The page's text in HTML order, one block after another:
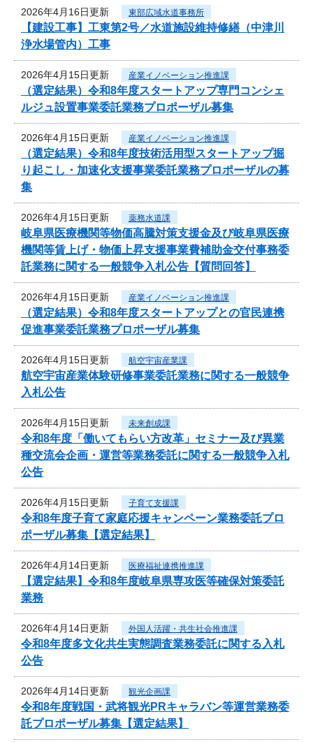
2026年4月16日更新 東部広域水道事務所
【建設工事】工東第2号／水道施設維持修繕（中津川
浄水場管内）工事
2026年4月15日更新 産業イノベーション推進課
（選定結果）令和8年度スタートアップ専門コンシェ
ルジュ設置事業委託業務プロポーザル募集
2026年4月15日更新 産業イノベーション推進課
（選定結果）令和8年度技術活用型スタートアップ掘
り起こし・加速化支援事業委託業務プロポーザルの募
集
2026年4月15日更新 薬務水道課
岐阜県医療機関等物価高騰対策支援金及び岐阜県医療
機関等賃上げ・物価上昇支援事業費補助金交付事務委
託業務に関する一般競争入札公告【質問回答】
2026年4月15日更新 産業イノベーション推進課
（選定結果）令和8年度スタートアップとの官民連携
促進事業委託業務プロポーザル募集
2026年4月15日更新 航空宇宙産業課
航空宇宙産業体験研修事業委託業務に関する一般競争
入札公告
2026年4月15日更新 未来創成課
令和8年度「働いてもらい方改革」セミナー及び異業
種交流会企画・運営等業務委託に関する一般競争入札
公告
2026年4月15日更新 子育て支援課
令和8年度子育て家庭応援キャンペーン業務委託プロ
ポーザル募集【選定結果】
2026年4月14日更新 医療福祉連携推進課
【選定結果】令和8年度岐阜県専攻医等確保対策委託
業務
2026年4月14日更新 外国人活躍・共生社会推進課
令和8年度多文化共生実態調査業務委託に関する入札
公告
2026年4月14日更新 観光企画課
令和8年度戦国・武将観光PRキャラバン等運営業務委
託プロポーザル募集【選定結果】